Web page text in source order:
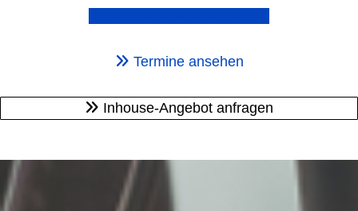
Termine ansehen
Inhouse-Angebot anfragen